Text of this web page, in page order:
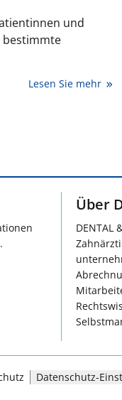
und
bestimmte
Lesen Sie mehr
Über
DENTAL
Datenschutz-